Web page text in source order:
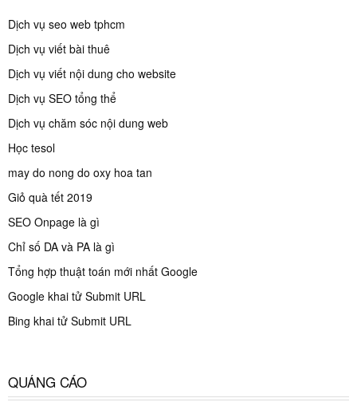
Dịch vụ seo web tphcm
Dịch vụ viết bài thuê
Dịch vụ viết nội dung cho website
Dịch vụ SEO tổng thể
Dịch vụ chăm sóc nội dung web
Học tesol
may do nong do oxy hoa tan
Giỏ quà tết 2019
SEO Onpage là gì
Chỉ số DA và PA là gì
Tổng hợp thuật toán mới nhất Google
Google khai tử Submit URL
Bing khai tử Submit URL
QUẢNG CÁO